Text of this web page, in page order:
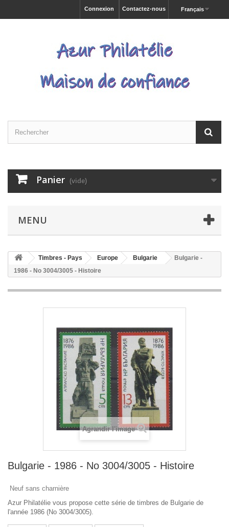
Français
Contactez-nous
Connexion
Panier (vide)
MENU
Timbres - Pays Europe Bulgarie
Bulgarie -
1986 - No 3004/3005 - Histoire
Agrandir l'image
Bulgarie - 1986 - No 3004/3005 - Histoire
Neuf sans charnière
Azur Philatélie vous propose cette série de timbres de Bulgarie de
l'année 1986 (No 3004/3005).